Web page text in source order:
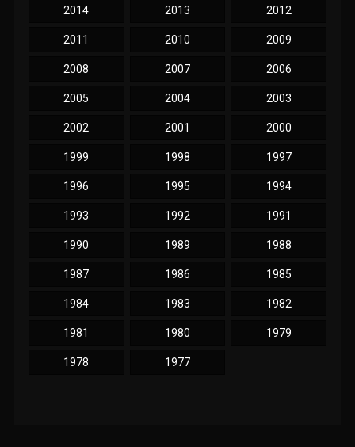
2014 2013 2012
2011 2010 2009
2008 2007 2006
2005 2004 2003
2002 2001 2000
1999 1998 1997
1996 1995 1994
1993 1992 1991
1990 1989 1988
1987 1986 1985
1984 1983 1982
1981 1980 1979
1978 1977